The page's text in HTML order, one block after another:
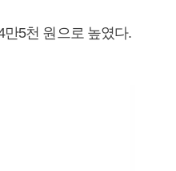
5천 원으로 높였다.